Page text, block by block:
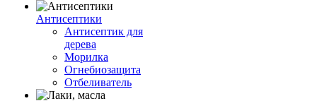
Антисептики
Антисептик для
дерева
Морилка
Огнебиозащита
Отбеливатель